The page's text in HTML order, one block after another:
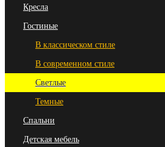
Кресла
Гостиные
В классическом стиле
В современном стиле
Светлые
Темные
Спальни
Детская мебель